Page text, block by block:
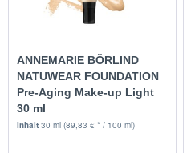
ANNEMARIE BÖRLIND
NATUWEAR FOUNDATION
Pre-Aging Make-up Light
30 ml
Inhalt30 ml(89,83 € * / 100 ml)